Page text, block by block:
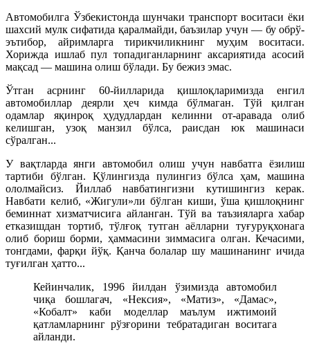
Автомобилга Ўзбекистонда шунчаки транспорт воситаси ёки
шахсий мулк сифатида қаралмайди, баъзилар учун — бу обрў-
эътибор, айримларга тирикчиликнинг муҳим воситаси.
Хорижда ишлаб пул топадиганларнинг аксариятида асосий
мақсад — машина олиш бўлади. Бу бежиз эмас.
Ўтган асрнинг 60-йилларида қишлоқларимизда енгил
автомобиллар деярли ҳеч кимда бўлмаган. Тўй қилган
одамлар яқинроқ ҳудудлардан келинни от-аравада олиб
келишган, узоқ манзил бўлса, раисдан юк машинаси
сўралган...
У вақтларда янги автомобил олиш учун навбатга ёзилиш
тартиби бўлган. Қўлингизда пулингиз бўлса ҳам, машина
ололмайсиз. Йиллаб навбатингизни кутишингиз керак.
Навбати келиб, «Жигули»ли бўлган киши, ўша қишлоқнинг
беминнат хизматчисига айланган. Тўй ва таъзияларга хабар
етказишдан тортиб, тўлғоқ тутган аёлларни туғуруқхонага
олиб бориш борми, ҳаммасини зиммасига олган. Кечасими,
тонгдами, фарқи йўқ. Қанча болалар шу машинанинг ичида
туғилган ҳатто...
Кейинчалик, 1996 йилдан ўзимизда автомобил
чиқа бошлагач, «Нексия», «Матиз», «Дамас»,
«Кобалт» каби моделлар маълум ижтимоий
қатламларнинг рўзғорини тебратадиган воситага
айланди.